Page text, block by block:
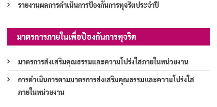
รายงานผลการดำเนินการป้องกันการทุจริตประจำปี
มาตรการภายในเพื่อป้องกันการทุจริต
มาตรการส่งเสริมคุณธรรมและความโปร่งใสภายในหน่วยงาน
การดำเนินการตามมาตรการส่งเสริมคุณธรรมและความโปร่งใส
ภายในหน่วยงาน